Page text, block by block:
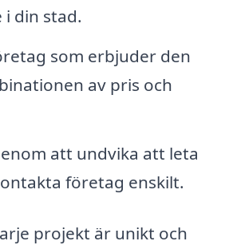
i din stad.
som erbjuder den
av pris och
att undvika att leta
företag enskilt.
projekt är unikt och